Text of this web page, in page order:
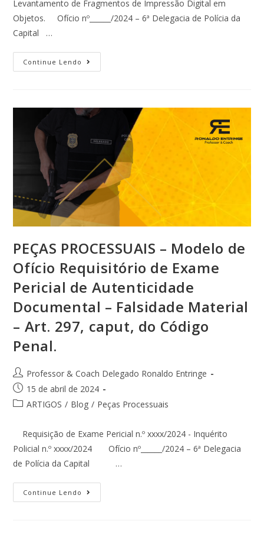
Levantamento de Fragmentos de Impressão Digital em
Objetos. Ofício nº______/2024 – 6ª Delegacia de Polícia da
Capital …
Continue Lendo
PEÇAS PROCESSUAIS – Modelo de
Ofício Requisitório de Exame
Pericial de Autenticidade
Documental – Falsidade Material
– Art. 297, caput, do Código
Penal.
Professor & Coach Delegado Ronaldo Entringe
15 de abril de 2024
ARTIGOS / Blog / Peças Processuais
Requisição de Exame Pericial n.º xxxx/2024 - Inquérito
Policial n.º xxxx/2024 Ofício nº______/2024 – 6ª Delegacia
de Polícia da Capital …
Continue Lendo